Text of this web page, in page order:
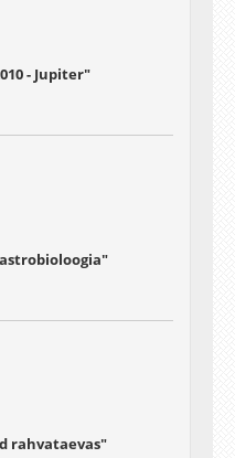
- Jupiter"
rahvataevas"